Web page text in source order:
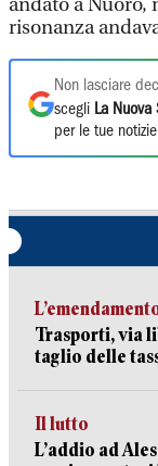
andato a Nuoro,
risonanza
Non lasciare
scegli La Nuova
per le tue
Trasporti, via
taglio delle
Il lutto
L’addio ad